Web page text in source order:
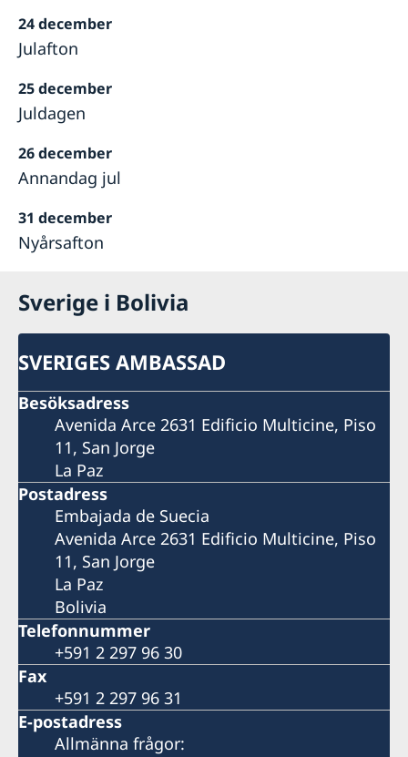
24 december
Julafton
25 december
Juldagen
26 december
Annandag jul
31 december
Nyårsafton
Sverige i Bolivia
SVERIGES AMBASSAD
Besöksadress
Avenida Arce 2631 Edificio Multicine, Piso
11, San Jorge
La Paz
Postadress
Embajada de Suecia
Avenida Arce 2631 Edificio Multicine, Piso
11, San Jorge
La Paz
Bolivia
Telefonnummer
+591 2 297 96 30
Fax
+591 2 297 96 31
E-postadress
Allmänna frågor: